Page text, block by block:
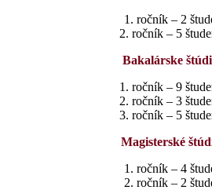
1. ročník – 2
2. ročník – 5
Bakalárske
1. ročník – 9
2. ročník – 3
3. ročník – 5
Magisterské
1. ročník – 4
2. ročník – 2